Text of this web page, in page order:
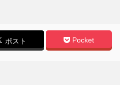
ポスト Pocket